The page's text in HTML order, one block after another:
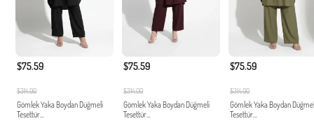
$75.59
$314.00
Gömlek Yaka Boydan Düğmeli
Tesettür...
$75.59
$314.00
Gömlek Yaka Boydan Düğmeli
Tesettür...
$75.59
$314.00
Gömlek Yaka Boydan
Tesettür...